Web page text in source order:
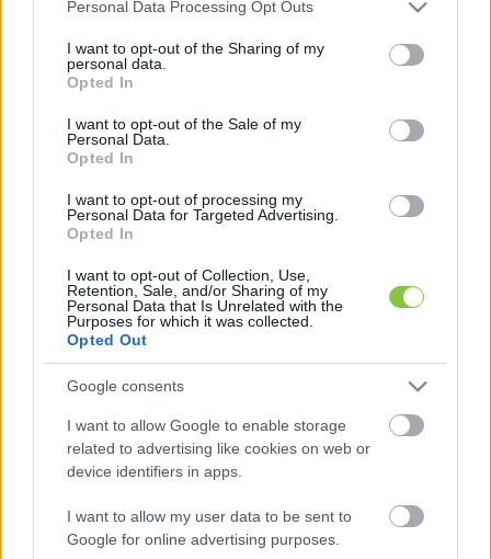
not limited to your visit or usage behaviour. You may click to
grant or deny consent to Google and its third-party tags to
use your data for below specified purposes in below Google
consent section.
Personal Data Processing Opt Outs
I want to opt-out of the Sharing of my
personal data.
Opted In
I want to opt-out of the Sale of my
Personal Data.
Opted In
I want to opt-out of processing my
Personal Data for Targeted Advertising.
Opted In
I want to opt-out of Collection, Use,
Retention, Sale, and/or Sharing of my
Personal Data that Is Unrelated with the
Purposes for which it was collected.
Opted Out
Google consents
I want to allow Google to enable storage
related to advertising like cookies on web or
device identifiers in apps.
I want to allow my user data to be sent to
Google for online advertising purposes.
személykocsinak megfelelő kapacitást
jelentenek, tehát országosan érezhető InterCity
flottacserét jelent egy ekkora beszerzés -
olvasható a 24.hu
A terv szerint az új motorvonatok a legfontosabb
fővonalakon teljesítenek majd szolgálatot
(például: Budapest–Debrecen–Nyíregyháza–
Miskolc kör IC, Budapest–Szeged, Budapest–
Pécs), és a jelenlegi ütemezés szerint az idén
kiírt közbeszerzést követően az első példányok
2029-re szolgálatba állhatnak.